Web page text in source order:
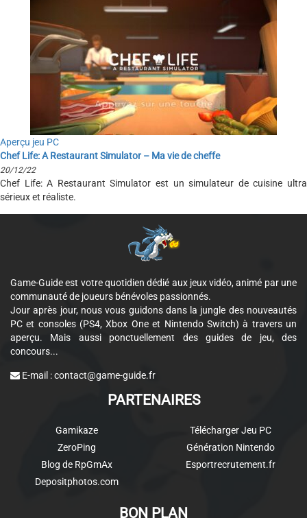
Aperçu jeu PC
Chef Life: A Restaurant Simulator – Ma vie de cheffe
20/12/22
Chef Life: A Restaurant Simulator est un simulateur de cuisine ultra
sérieux et réaliste.
Game-Guide est votre quotidien dédié aux jeux vidéo, animé par une
communauté de joueurs bénévoles passionnés.
Jour après jour, nous vous guidons dans la jungle des nouveautés
PC et consoles (PS4, Xbox One et Nintendo Switch) à travers un
aperçu. Mais aussi ponctuellement des guides de jeu, des
concours...
E-mail :contact@game-guide.fr
PARTENAIRES
Gamikaze
ZeroPing
Blog de RpGmAx
Depositphotos.com
Télécharger Jeu PC
Génération Nintendo
Esportrecrutement.fr
BON PLAN